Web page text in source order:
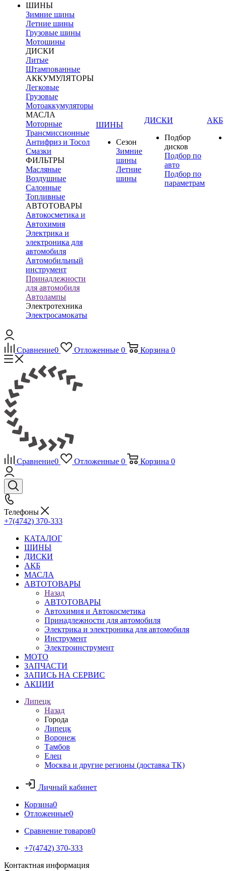
ШИНЫ
Зимние шины
Летние шины
Грузовые шины
Мотошины
ДИСКИ
Литые
Штампованные
АККУМУЛЯТОРЫ
Легковые
Грузовые
Мотоаккумуляторы
МАСЛА
Моторные
Трансмиссионные
Антифриз и Тосол
Смазки
ФИЛЬТРЫ
Масляные
Воздушные
Салонные
Топливные
АВТОТОВАРЫ
Автокосметика и
Автохимия
Электрика и
электроника для
автомобиля
Автомобильный
инструмент
Принадлежности
для автомобиля
Автолампы
Электротехника
Электросамокаты
ШИНЫ
Сезон
Зимние
шины
Летние
шины
ДИСКИ
Подбор
дисков
Подбор по
авто
Подбор по
параметрам
АКБ
Сравнение0 Отложенные 0 Корзина 0
Сравнение0 Отложенные 0 Корзина 0
Телефоны
+7(4742) 370-333
КАТАЛОГ
ШИНЫ
ДИСКИ
АКБ
МАСЛА
АВТОТОВАРЫ
Назад
АВТОТОВАРЫ
Автохимия и Автокосметика
Принадлежности для автомобиля
Электрика и электроника для автомобиля
Инструмент
Электроинструмент
МОТО
ЗАПЧАСТИ
ЗАПИСЬ НА СЕРВИС
АКЦИИ
Липецк
Назад
Города
Липецк
Воронеж
Тамбов
Елец
Москва и другие регионы (доставка ТК)
Личный кабинет
Корзина0
Отложенные0
Сравнение товаров0
+7(4742) 370-333
Контактная информация